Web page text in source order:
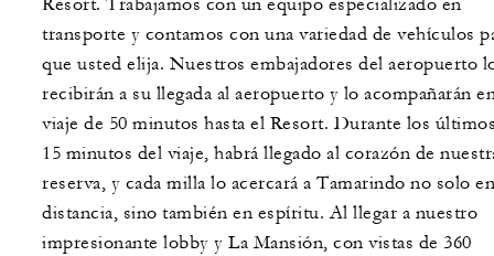
Resort. Trabajamos con un equipo especializado en
transporte y contamos con una variedad de vehículos
que usted elija. Nuestros embajadores del aeropuerto
recibirán a su llegada al aeropuerto y lo acompañarán
viaje de 50 minutos hasta el Resort. Durante los
15 minutos del viaje, habrá llegado al corazón de
reserva, y cada milla lo acercará a Tamarindo no solo en
distancia, sino también en espíritu. Al llegar a nuestro
impresionante lobby y La Mansión, con vistas de 360 ​​